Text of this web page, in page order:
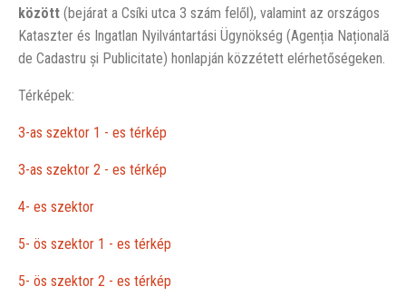
között (bejárat a Csíki utca 3 szám felől), valamint az országos
Kataszter és Ingatlan Nyilvántartási Ügynökség (Agenția Națională
de Cadastru și Publicitate) honlapján közzétett elérhetőségeken.
Térképek:
3-as szektor 1 - es térkép
3-as szektor 2 - es térkép
4- es szektor
5- ös szektor 1 - es térkép
5- ös szektor 2 - es térkép